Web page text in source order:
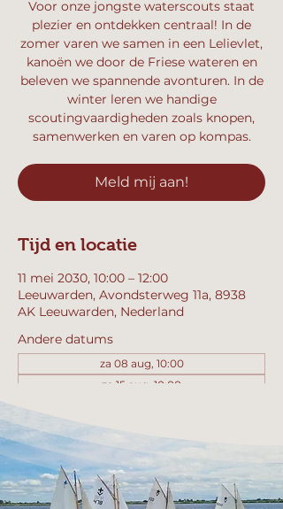
Voor onze jongste waterscouts staat
plezier en ontdekken centraal! In de
zomer varen we samen in een Lelievlet,
kanoën we door de Friese wateren en
beleven we spannende avonturen. In de
winter leren we handige
scoutingvaardigheden zoals knopen,
samenwerken en varen op kompas.
Meld mij aan!
Tijd en locatie
11 mei 2030, 10:00 – 12:00
Leeuwarden, Avondsterweg 11a, 8938
AK Leeuwarden, Nederland
Andere datums
za 08 aug, 10:00
za 15 aug, 10:00
Bekijk alle 358 datums
Meld mij aan!